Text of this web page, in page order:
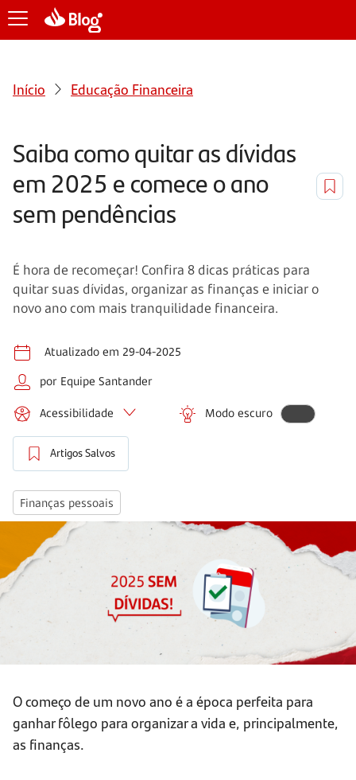
Início Educação Financeira
Saiba como quitar as dívidas
em 2025 e comece o ano
sem pendências
É hora de recomeçar! Confira 8 dicas práticas para
quitar suas dívidas, organizar as finanças e iniciar o
novo ano com mais tranquilidade financeira.
Atualizado em 29-04-2025
por Equipe Santander
Acessibilidade Modo escuro
Artigos Salvos
Finanças pessoais
O começo de um novo ano é a época perfeita para
ganhar fôlego para organizar a vida e, principalmente,
as finanças.